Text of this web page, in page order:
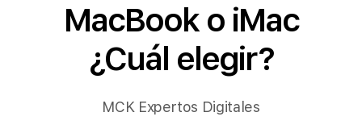
MacBook o iMac
¿Cuál elegir?
MCK Expertos Digitales